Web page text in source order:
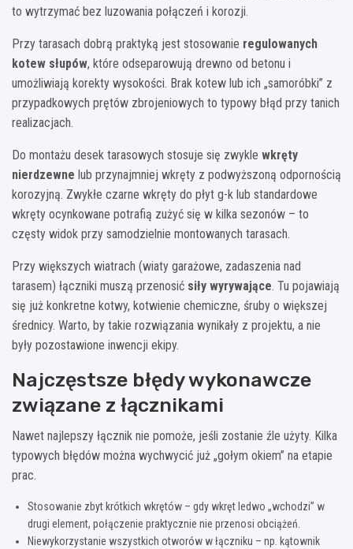
to wytrzymać bez luzowania połączeń i korozji.
Przy tarasach dobrą praktyką jest stosowanie regulowanych
kotew słupów, które odseparowują drewno od betonu i
umożliwiają korekty wysokości. Brak kotew lub ich „samoróbki” z
przypadkowych prętów zbrojeniowych to typowy błąd przy tanich
realizacjach.
Do montażu desek tarasowych stosuje się zwykle wkręty
nierdzewne lub przynajmniej wkręty z podwyższoną odpornością
korozyjną. Zwykłe czarne wkręty do płyt g-k lub standardowe
wkręty ocynkowane potrafią zużyć się w kilka sezonów – to
częsty widok przy samodzielnie montowanych tarasach.
Przy większych wiatrach (wiaty garażowe, zadaszenia nad
tarasem) łączniki muszą przenosić siły wyrywające. Tu pojawiają
się już konkretne kotwy, kotwienie chemiczne, śruby o większej
średnicy. Warto, by takie rozwiązania wynikały z projektu, a nie
były pozostawione inwencji ekipy.
Najczęstsze błędy wykonawcze
związane z łącznikami
Nawet najlepszy łącznik nie pomoże, jeśli zostanie źle użyty. Kilka
typowych błędów można wychwycić już „gołym okiem” na etapie
prac.
Stosowanie zbyt krótkich wkrętów – gdy wkręt ledwo „wchodzi” w
drugi element, połączenie praktycznie nie przenosi obciążeń.
Niewykorzystanie wszystkich otworów w łączniku – np. kątownik